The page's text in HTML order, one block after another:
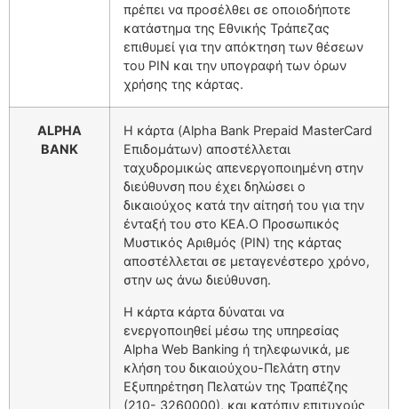
πρέπει να προσέλθει σε οποιοδήποτε
κατάστημα της Εθνικής Τράπεζας
επιθυμεί για την απόκτηση των θέσεων
του PIN και την υπογραφή των όρων
χρήσης της κάρτας.
ALPHA
BANK
Η κάρτα (Alpha Bank Prepaid MasterCard
Επιδομάτων) αποστέλλεται
ταχυδρομικώς απενεργοποιημένη στην
διεύθυνση που έχει δηλώσει ο
δικαιούχος κατά την αίτησή του για την
ένταξή του στο ΚΕΑ.Ο Προσωπικός
Μυστικός Αριθμός (PIN) της κάρτας
αποστέλλεται σε μεταγενέστερο χρόνο,
στην ως άνω διεύθυνση.
Η κάρτα κάρτα δύναται να
ενεργοποιηθεί μέσω της υπηρεσίας
Alpha Web Banking ή τηλεφωνικά, με
κλήση του δικαιούχου-Πελάτη στην
Εξυπηρέτηση Πελατών της Τραπέζης
(210- 3260000), και κατόπιν επιτυχούς